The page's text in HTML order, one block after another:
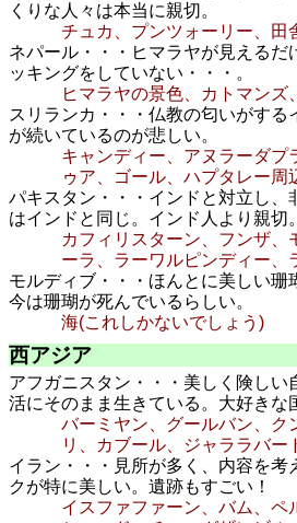
くりな人々は本当に親切。
チュカ、プンツォーリー、田
ネパール・・・ヒマラヤが見えるだ
ッキングをしていない・・・。
ヒマラヤの景色、カトマンズ
スリランカ・・・仏教の匂いがする
が続いているのが悲しい。
キャンディー、アヌラーダプ
ゥア、ゴール、ハプタレー周
パキスタン・・・インドと対立し、
はインドと同じ。インド人より親切。
カフィリスターン、フンザ、
ーラ、ラーワルピンディー、
モルディブ・・・ほんとに美しい珊
今は珊瑚が死んでいるらしい。
海(これしかないでしょう)
西アジア
アフガニスタン・・・美しく険しい
活にそのまま生きている。大好きな
バーミヤン、グールバン、ク
リ、カブール、ジャララバー
イラン・・・見所が多く、内容を考
クが特に美しい。遺跡もすごい！
イスファファーン、バム、ペ